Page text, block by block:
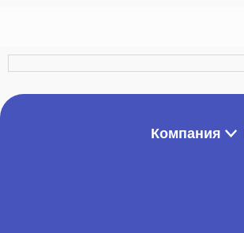
Компания